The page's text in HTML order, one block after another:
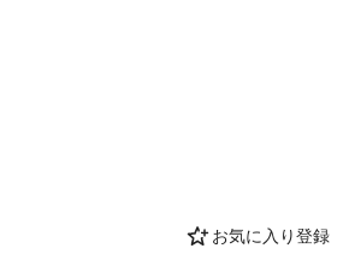
お気に入り登録